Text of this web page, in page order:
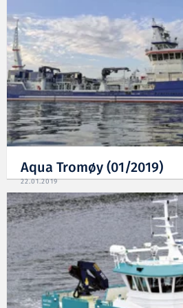
Aqua Tromøy (01/2019)
22.01.2019